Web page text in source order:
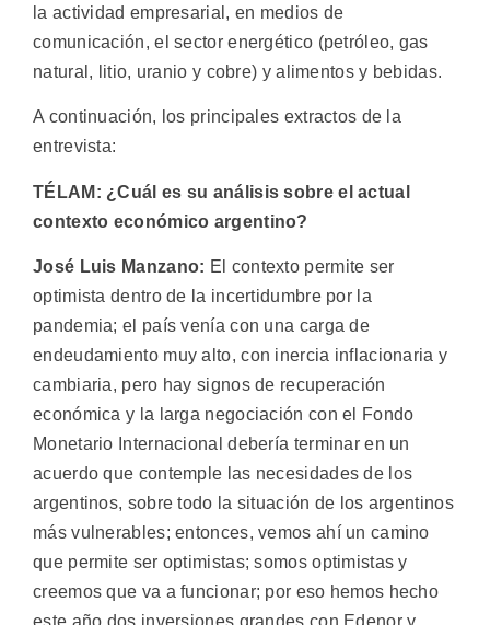
la actividad empresarial, en medios de
comunicación, el sector energético (petróleo, gas
natural, litio, uranio y cobre) y alimentos y bebidas.
A continuación, los principales extractos de la
entrevista:
TÉLAM: ¿Cuál es su análisis sobre el actual
contexto económico argentino?
José Luis Manzano: El contexto permite ser
optimista dentro de la incertidumbre por la
pandemia; el país venía con una carga de
endeudamiento muy alto, con inercia inflacionaria y
cambiaria, pero hay signos de recuperación
económica y la larga negociación con el Fondo
Monetario Internacional debería terminar en un
acuerdo que contemple las necesidades de los
argentinos, sobre todo la situación de los argentinos
más vulnerables; entonces, vemos ahí un camino
que permite ser optimistas; somos optimistas y
creemos que va a funcionar; por eso hemos hecho